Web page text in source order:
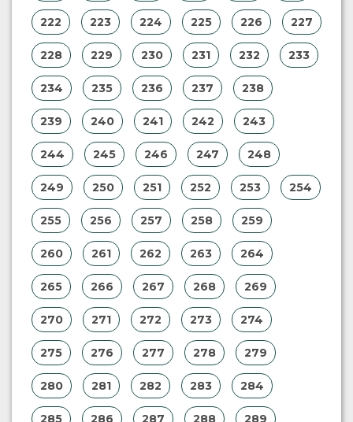
222 223 224 225 226 227
228 229 230 231 232 233
234 235 236 237 238
239 240 241 242 243
244 245 246 247 248
249 250 251 252 253 254
255 256 257 258 259
260 261 262 263 264
265 266 267 268 269
270 271 272 273 274
275 276 277 278 279
280 281 282 283 284
285 286 287 288 289